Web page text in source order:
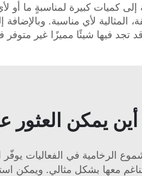
المثالية لأي مناسبة.
تجد فيها شيئًا مميزًا غير
أين يمكن
الرخامية في الفعاليات
معها بشكل مثالي. ويمكن